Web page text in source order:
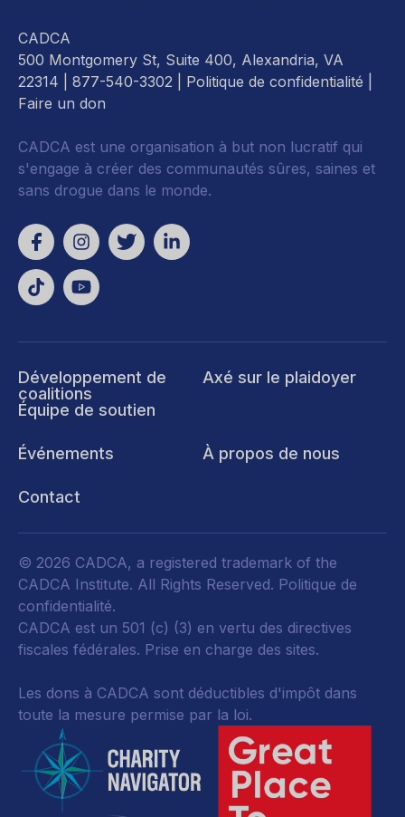
CADCA
500 Montgomery St, Suite 400, Alexandria, VA
22314 | 877-540-3302 | Politique de confidentialité
Faire un don
CADCA est une organisation à but non lucratif qui
s'engage à créer des communautés sûres, saines et
sans drogue dans le monde.
Développement de
coalitions
Équipe de soutien
Axé sur le plaidoyer
Événements À propos de nous
Contact
© 2026 CADCA, a registered trademark of the
CADCA Institute. All Rights Reserved. Politique de
confidentialité.
CADCA est un 501 (c) (3) en vertu des directives
fiscales fédérales. Prise en charge des sites.
Les dons à CADCA sont déductibles d'impôt dans
toute la mesure permise par la loi.